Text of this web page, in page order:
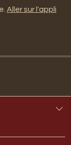
Aller sur l'appli